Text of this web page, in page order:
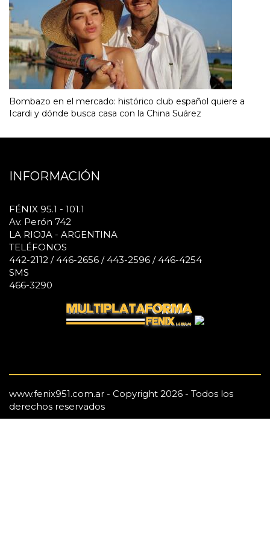
Bombazo en el mercado: histórico club español quiere a
Icardi y dónde busca casa con la China Suárez
INFORMACIÓN
FÉNIX 95.1 - 101.1
Av. Perón 742
LA RIOJA - ARGENTINA
TELÉFONOS
442-2112 / 446-2656 / 443-2596 / 446-4254
SMS
466-3290
www.fenix951.com.ar - Copyright 2026 - Todos los
derechos reservados